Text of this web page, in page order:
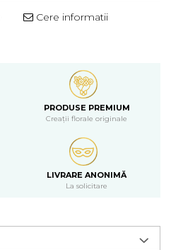
Cere informatii
PRODUSE PREMIUM
Creații florale originale
LIVRARE ANONIMĂ
La solicitare